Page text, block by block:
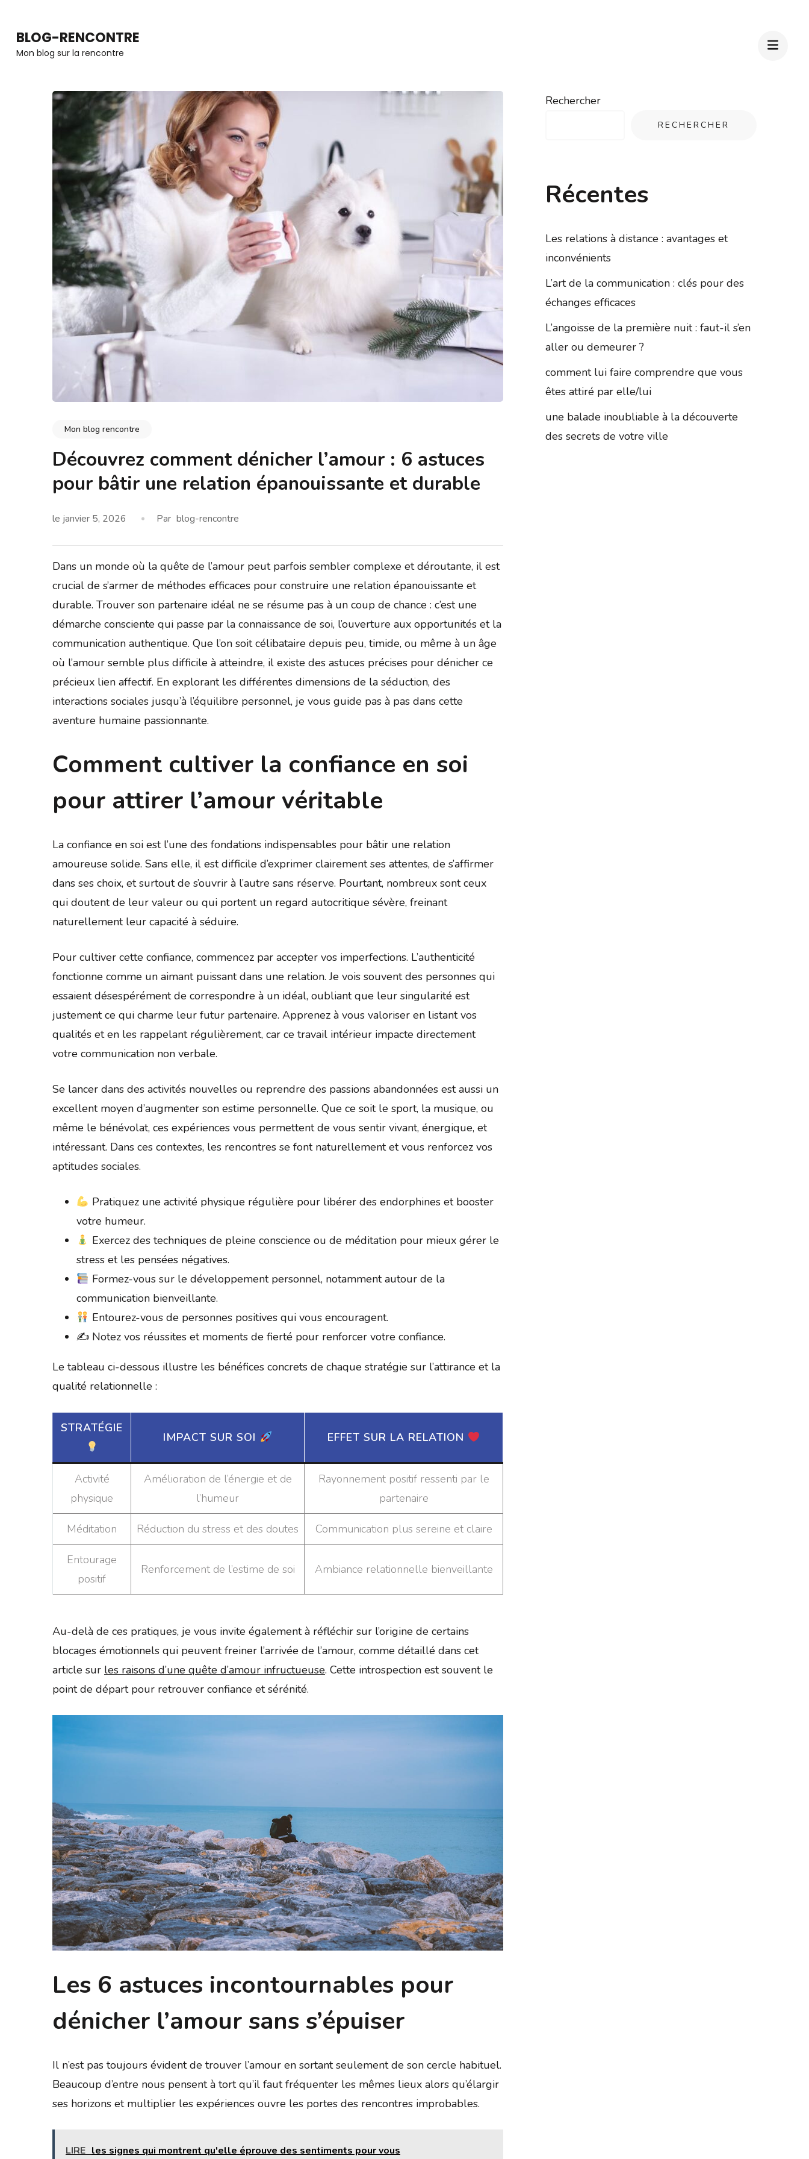
contenu
BLOG-RENCONTRE
Mon blog sur la rencontre
Mon blog rencontre
Découvrez comment dénicher l’amour : 6 astuces
pour bâtir une relation épanouissante et durable
le janvier 5, 2026 Par blog-rencontre
Dans un monde où la quête de l’amour peut parfois sembler complexe et déroutante, il est
crucial de s’armer de méthodes efficaces pour construire une relation épanouissante et
durable. Trouver son partenaire idéal ne se résume pas à un coup de chance : c’est une
démarche consciente qui passe par la connaissance de soi, l’ouverture aux opportunités et la
communication authentique. Que l’on soit célibataire depuis peu, timide, ou même à un âge
où l’amour semble plus difficile à atteindre, il existe des astuces précises pour dénicher ce
précieux lien affectif. En explorant les différentes dimensions de la séduction, des
interactions sociales jusqu’à l’équilibre personnel, je vous guide pas à pas dans cette
aventure humaine passionnante.
Comment cultiver la confiance en soi
pour attirer l’amour véritable
La confiance en soi est l’une des fondations indispensables pour bâtir une relation
amoureuse solide. Sans elle, il est difficile d’exprimer clairement ses attentes, de s’affirmer
dans ses choix, et surtout de s’ouvrir à l’autre sans réserve. Pourtant, nombreux sont ceux
qui doutent de leur valeur ou qui portent un regard autocritique sévère, freinant
naturellement leur capacité à séduire.
Pour cultiver cette confiance, commencez par accepter vos imperfections. L’authenticité
fonctionne comme un aimant puissant dans une relation. Je vois souvent des personnes qui
essaient désespérément de correspondre à un idéal, oubliant que leur singularité est
justement ce qui charme leur futur partenaire. Apprenez à vous valoriser en listant vos
qualités et en les rappelant régulièrement, car ce travail intérieur impacte directement
votre communication non verbale.
Se lancer dans des activités nouvelles ou reprendre des passions abandonnées est aussi un
excellent moyen d’augmenter son estime personnelle. Que ce soit le sport, la musique, ou
même le bénévolat, ces expériences vous permettent de vous sentir vivant, énergique, et
intéressant. Dans ces contextes, les rencontres se font naturellement et vous renforcez vos
aptitudes sociales.
Pratiquez une activité physique régulière pour libérer des endorphines et booster
votre humeur.
Exercez des techniques de pleine conscience ou de méditation pour mieux gérer le
stress et les pensées négatives.
Formez-vous sur le développement personnel, notamment autour de la
communication bienveillante.
Entourez-vous de personnes positives qui vous encouragent.
✍️ Notez vos réussites et moments de fierté pour renforcer votre confiance.
Le tableau ci-dessous illustre les bénéfices concrets de chaque stratégie sur l’attirance et la
qualité relationnelle :
STRATÉGIE
IMPACT SUR SOI EFFET SUR LA RELATION
Activité
physique
Amélioration de l’énergie et de
l’humeur
Rayonnement positif ressenti par le
partenaire
Méditation Réduction du stress et des doutes Communication plus sereine et claire
Entourage
positif
Renforcement de l’estime de soi Ambiance relationnelle bienveillante
Au-delà de ces pratiques, je vous invite également à réfléchir sur l’origine de certains
blocages émotionnels qui peuvent freiner l’arrivée de l’amour, comme détaillé dans cet
article sur les raisons d’une quête d’amour infructueuse. Cette introspection est souvent le
point de départ pour retrouver confiance et sérénité.
Les 6 astuces incontournables pour
dénicher l’amour sans s’épuiser
Il n’est pas toujours évident de trouver l’amour en sortant seulement de son cercle habituel.
Beaucoup d’entre nous pensent à tort qu’il faut fréquenter les mêmes lieux alors qu’élargir
ses horizons et multiplier les expériences ouvre les portes des rencontres improbables.
LIRE les signes qui montrent qu'elle éprouve des sentiments pour vous
Rechercher
RECHERCHER
Récentes
Les relations à distance : avantages et
inconvénients
L’art de la communication : clés pour des
échanges efficaces
L’angoisse de la première nuit : faut-il s’en
aller ou demeurer ?
comment lui faire comprendre que vous
êtes attiré par elle/lui
une balade inoubliable à la découverte
des secrets de votre ville